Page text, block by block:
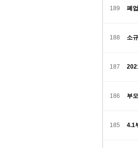
189 폐
188 소
187
186 부
185 4.1